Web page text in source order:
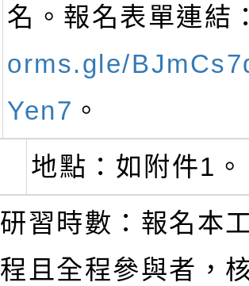
名。報名表單連結
orms.gle/
Yen7 。
地點：如附件1。
研習時數：報名本
程且全程參與者，